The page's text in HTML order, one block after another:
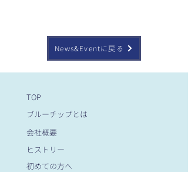
News&Eventに戻る
TOP
ブルーチップとは
会社概要
ヒストリー
初めての方へ